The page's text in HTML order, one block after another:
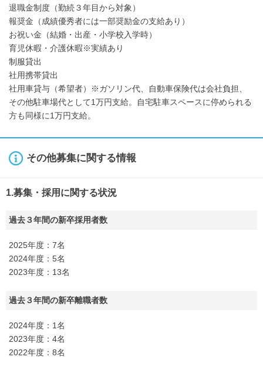
退職金制度（勤続３年目から対象）
報奨金（成績優秀者には一部奨励金の支給あり）
お祝い金（結婚・出産・小学校入学時）
育児休暇・介護休暇※実績あり
制服貸出
社用携帯貸出
社用車貸与（希望者）※ガソリン代、自動車保険代は会社負担、
その他駐車場代として1万円支給。自宅駐車スペースに停められる
方も同様に1万円支給。
その他募集に関する情報
1.募集・採用に関する状況
過去３年間の新卒採用者数
2025年度：7名
2024年度：5名
2023年度：13名
過去３年間の新卒離職者数
2024年度：1名
2023年度：4名
2022年度：8名